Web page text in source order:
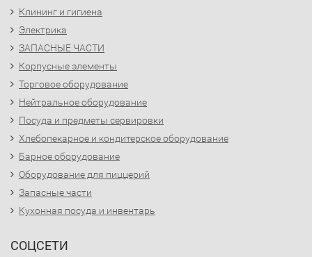
Клининг и гигиена
Электрика
ЗАПАСНЫЕ ЧАСТИ
Корпусные элементы
Торговое оборудование
Нейтральное оборудование
Посуда и предметы сервировки
Хлебопекарное и кондитерское оборудование
Барное оборудование
Оборудование для пиццерий
Запасные части
Кухонная посуда и инвентарь
СОЦСЕТИ